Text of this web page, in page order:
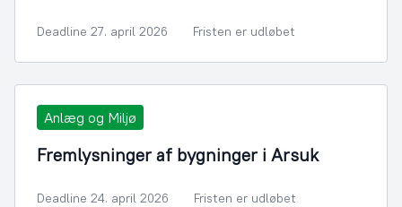
Deadline 27. april 2026 Fristen er udløbet
Anlæg og Miljø
Fremlysninger af bygninger i Arsuk
Deadline 24. april 2026 Fristen er udløbet